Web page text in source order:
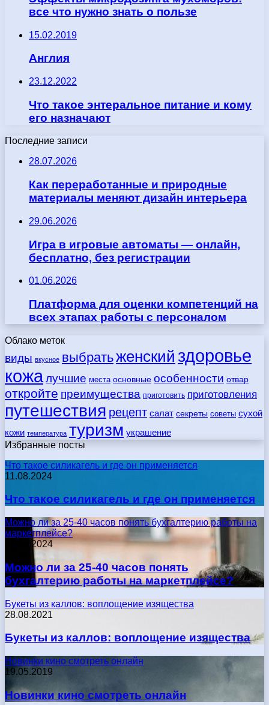
все что нужно знать о пользе
15.02.2019
Англия
23.12.2022
Что такое энтеральное питание и кому
его назначают
Последние записи
28.07.2026
Как переработанные и природные
материалы меняют дизайн интерьера
29.06.2026
Игра в игровые автоматы — онлайн,
бесплатно, без регистрации
01.06.2026
Платформа для оценки компетенций на
всех этапах работы с персоналом
Облако меток
виды вкусное выбратьженский здоровье
кожалучшие места основные особенности отвар
откройте преимущества приготовить приготовления
путешествия рецепт салат секреты советы сухой
кожи температура туризм украшение
Избранные посты
Что такое силикагель и где он применяется
11.08.2024
Что такое силикагель и где он применяется
Можно ли за 25-40 часов понять бухгалтерию работы на
маркетплейсе?
17.05.2024
Можно ли за 25-40 часов понять
бухгалтерию работы на маркетплейсе?
Букеты из каллов: воплощение изящества
28.08.2021
Букеты из каллов: воплощение изящества
Новинки кино смотреть онлайн
19.05.2019
Новинки кино смотреть онлайн